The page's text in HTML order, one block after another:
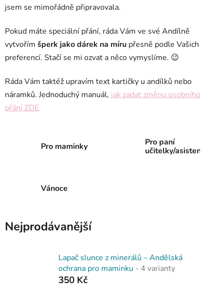
jsem se mimořádně připravovala.
Pokud máte speciální přání, ráda Vám ve své Andílně
vytvořím šperk jako dárek na míru přesně podle Vašich
preferencí. Stačí se mi ozvat a něco vymyslíme. 😉
Ráda Vám taktéž upravím text kartičky u andílků nebo
náramků. Jednoduchý manuál, jak zadat změnu osobního
přání ZDE.
Pro maminky
Pro paní
učitelky/asistentky
Vánoce
Nejprodávanější
Lapač slunce z minerálů – Andělská
ochrana pro maminku - 4 varianty
350 Kč